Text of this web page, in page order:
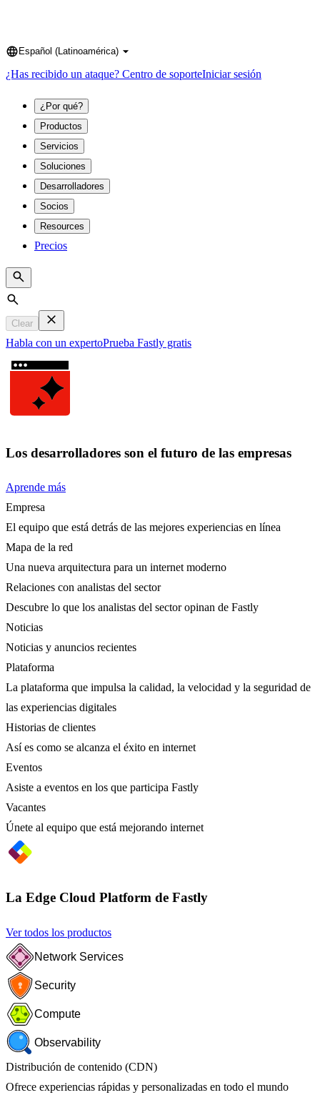
Language
Español (Latinoamérica)
¿Has recibido un ataque? Centro de soporteIniciar sesión
¿Por qué?
Productos
Servicios
Soluciones
Desarrolladores
Socios
Resources
Precios
Search
Clear
Habla con un expertoPrueba Fastly gratis
Los desarrolladores son el futuro de las empresas
Aprende más
Empresa
El equipo que está detrás de las mejores experiencias en línea
Mapa de la red
Una nueva arquitectura para un internet moderno
Relaciones con analistas del sector
Descubre lo que los analistas del sector opinan de Fastly
Noticias
Noticias y anuncios recientes
Plataforma
La plataforma que impulsa la calidad, la velocidad y la seguridad de
las experiencias digitales
Historias de clientes
Así es como se alcanza el éxito en internet
Eventos
Asiste a eventos en los que participa Fastly
Vacantes
Únete al equipo que está mejorando internet
La Edge Cloud Platform de Fastly
Ver todos los productos
Network Services
Security
Compute
Observability
Distribución de contenido (CDN)
Ofrece experiencias rápidas y personalizadas en todo el mundo